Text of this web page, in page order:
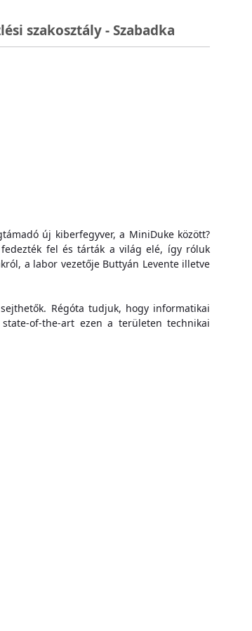
szakosztály - Szabadka
új kiberfegyver, a MiniDuke között?
fedezték fel és tárták a világ elé, így róluk
a labor vezetője Buttyán Levente illetve
Régóta tudjuk, hogy informatikai
of-the-art ezen a területen technikai